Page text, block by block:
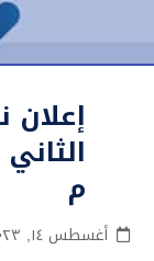
إعلان
م
أغسطس ١٤, ٢٠٢٣